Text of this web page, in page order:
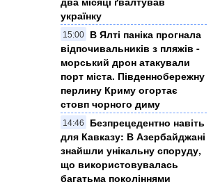
українку
15:00
​В Ялті паніка прогнала
відпочивальників з пляжів -
морський дрон атакували
порт міста. Південнобережну
перлину Криму огортає
стовп чорного диму
14:46
Безпрецедентно навіть
для Кавказу: В Азербайджані
знайшли унікальну споруду,
що використовувалась
багатьма поколіннями